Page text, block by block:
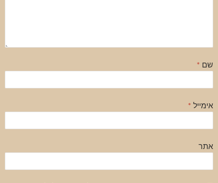
שם *
אימייל *
אתר